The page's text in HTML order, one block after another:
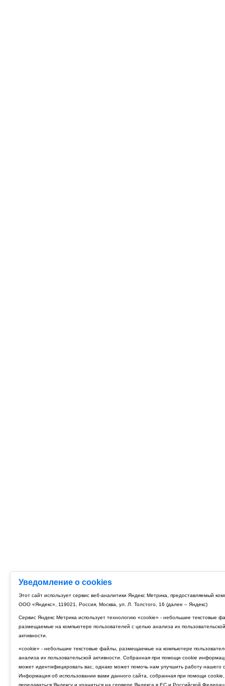
Уведомление о cookies
Этот сайт использует сервис веб-аналитики Яндекс Метрика, предоставляемый
ООО «Яндекс», 119021, Россия, Москва, ул. Л. Толстого, 16 (далее – Яндекс)
Сервис Яндекс Метрика использует технологию «cookie» - небольшие текстовые
размещаемые на компьютере пользователей с целью анализа их пользовательской
активности.
«cookie» - небольшие текстовые файлы, размещаемые на компьютере
анализа их пользовательской активности. Собранная при помощи cookie
может идентифицировать вас, однако может помочь нам улучшить работу нашего
Информация об использовании вами данного сайта, собранная при помощи cookie,
передаваться Яндексу и храниться на сервере Яндекса в ЕС и Российской